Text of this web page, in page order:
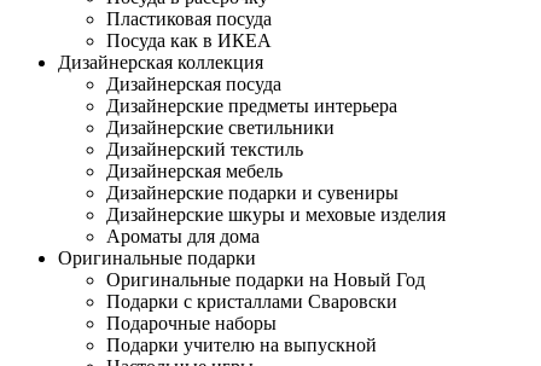
Пластиковая посуда
Посуда как в ИКЕА
Дизайнерская коллекция
Дизайнерская посуда
Дизайнерские предметы интерьера
Дизайнерские светильники
Дизайнерский текстиль
Дизайнерская мебель
Дизайнерские подарки и сувениры
Дизайнерские шкуры и меховые изделия
Ароматы для дома
Оригинальные подарки
Оригинальные подарки на Новый Год
Подарки с кристаллами Сваровски
Подарочные наборы
Подарки учителю на выпускной